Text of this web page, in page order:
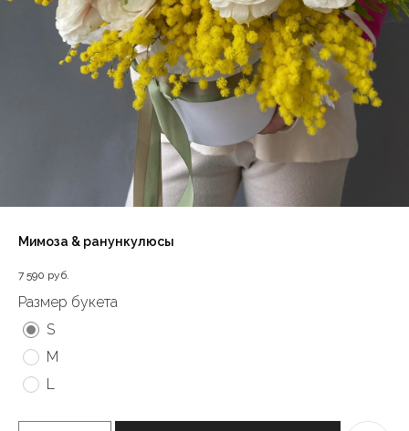
Мимоза & ранункулюсы
7 590 руб.
Размер букета
S
M
L